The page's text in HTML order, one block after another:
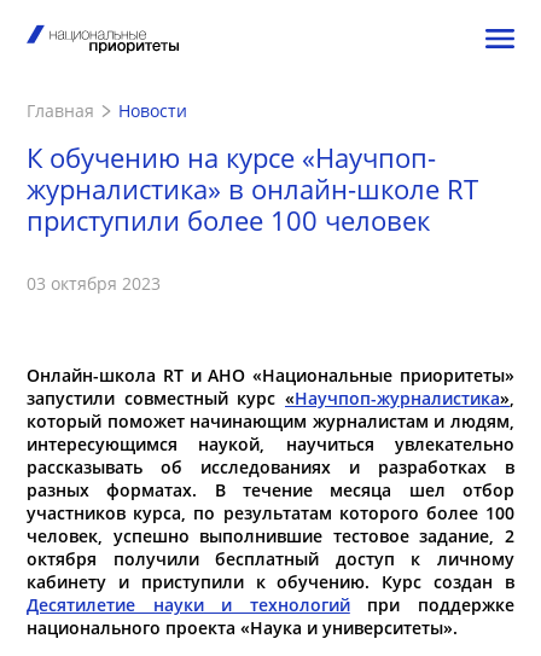
Главная Новости
К обучению на курсе «Научпоп-
журналистика» в онлайн-школе RT
приступили более 100 человек
03 октября 2023
Онлайн-школа RT и АНО «Национальные приоритеты»
запустили совместный курс «Научпоп-журналистика»,
который поможет начинающим журналистам и людям,
интересующимся наукой, научиться увлекательно
рассказывать об исследованиях и разработках в
разных форматах. В течение месяца шел отбор
участников курса, по результатам которого более 100
человек, успешно выполнившие тестовое задание, 2
октября получили бесплатный доступ к личному
кабинету и приступили к обучению. Курс создан в
Десятилетие науки и технологийпри поддержке
национального проекта «Наука и университеты».